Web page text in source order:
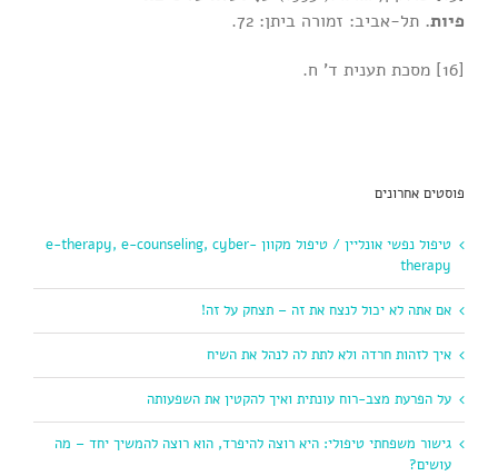
פיות. תל-אביב: זמורה ביתן: 72.
[16] מסכת תענית ד’ ח.
פוסטים אחרונים
טיפול נפשי אונליין / טיפול מקוון e-therapy, e-counseling, cyber-
therapy
אם אתה לא יכול לנצח את זה – תצחק על זה!
איך לזהות חרדה ולא לתת לה לנהל את השיח
על הפרעת מצב-רוח עונתית ואיך להקטין את השפעותה
גישור משפחתי טיפולי: היא רוצה להיפרד, הוא רוצה להמשיך יחד – מה
עושים?